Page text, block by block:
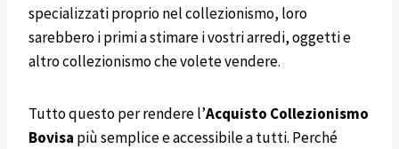
specializzati proprio nel collezionismo, loro
sarebbero i primi a stimare i vostri arredi, oggetti e
altro collezionismo che volete vendere.
Tutto questo per rendere l’Acquisto Collezionismo
Bovisa più semplice e accessibile a tutti. Perché